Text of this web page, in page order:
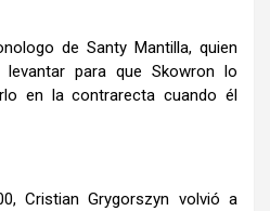
de Santy Mantilla, quien
para que Skowron lo
en la contrarecta cuando él
Cristian Grygorszyn volvió a